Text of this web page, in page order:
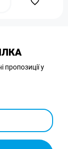
пропозиції у